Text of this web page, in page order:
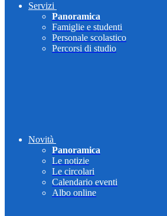
Servizi
Panoramica
Famiglie e studenti
Personale scolastico
Percorsi di studio
Novità
Panoramica
Le notizie
Le circolari
Calendario eventi
Albo online